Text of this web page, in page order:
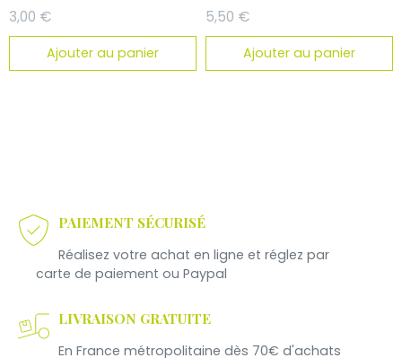
3,00 €
Ajouter au panier
5,50 €
Ajouter au panier
PAIEMENT SÉCURISÉ
Réalisez votre achat en ligne et réglez par
carte de paiement ou Paypal
LIVRAISON GRATUITE
En France métropolitaine dès 70€ d'achats